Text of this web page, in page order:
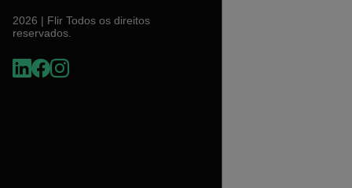
2026 | Flir Todos os direitos
reservados.